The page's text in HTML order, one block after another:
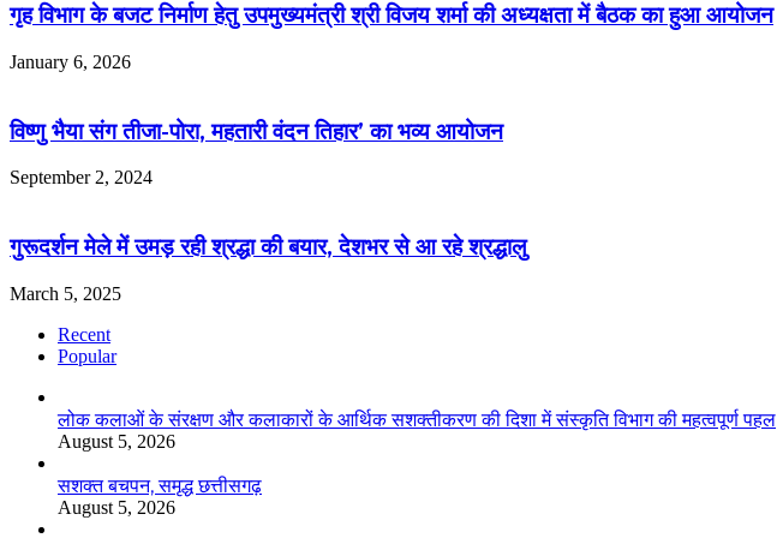
गृह विभाग के बजट निर्माण हेतु उपमुख्यमंत्री श्री विजय शर्मा की अध्यक्षता में बैठक का हुआ आयोजन
January 6, 2026
विष्णु भैया संग तीजा-पोरा, महतारी वंदन तिहार’ का भव्य आयोजन
September 2, 2024
गुरूदर्शन मेले में उमड़ रही श्रद्धा की बयार, देशभर से आ रहे श्रद्धालु
March 5, 2025
Recent
Popular
लोक कलाओं के संरक्षण और कलाकारों के आर्थिक सशक्तीकरण की दिशा में संस्कृति विभाग की महत्वपूर्ण पहल
August 5, 2026
सशक्त बचपन, समृद्ध छत्तीसगढ़
August 5, 2026